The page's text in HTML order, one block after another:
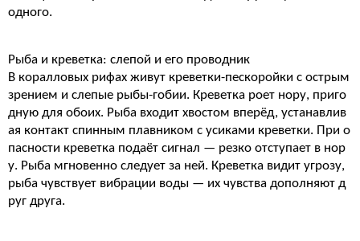
одного.
Рыба и креветка: слепой и его проводник
В коралловых рифах живут креветки-пескоройки с острым
зрением и слепые рыбы-гобии. Креветка роет нору, приго
дную для обоих. Рыба входит хвостом вперёд, устанавлив
ая контакт спинным плавником с усиками креветки. При о
пасности креветка подаёт сигнал — резко отступает в нор
у. Рыба мгновенно следует за ней. Креветка видит угрозу,
рыба чувствует вибрации воды — их чувства дополняют д
руг друга.